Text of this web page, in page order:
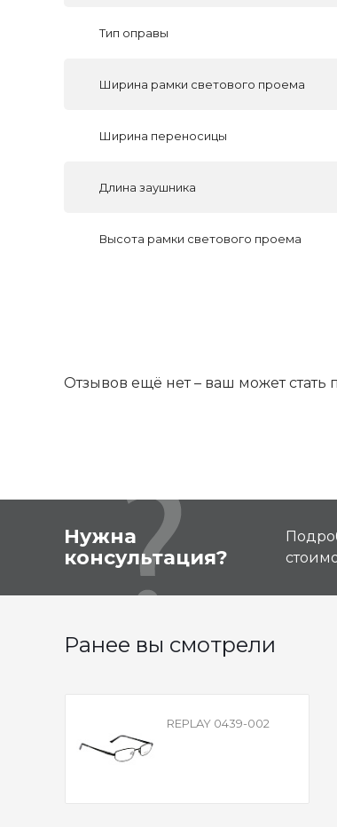
Тип оправы
Ширина рамки светового проема
Ширина переносицы
Длина заушника
Высота рамки светового проема
Отзывов ещё нет – ваш может стать
Нужна
консультация?
Ранее вы смотрели
REPLAY 0439-002